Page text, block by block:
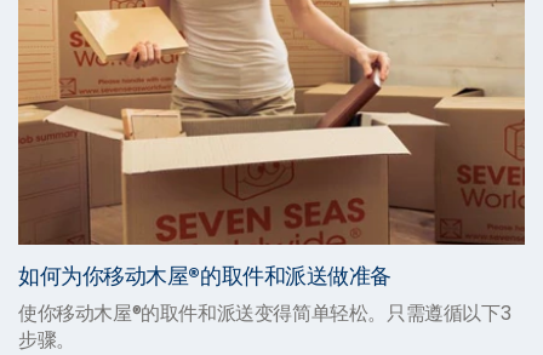
如何为你移动木屋®的取件和派送做准备
使你移动木屋®的取件和派送变得简单轻松。只需遵循以下3
步骤。